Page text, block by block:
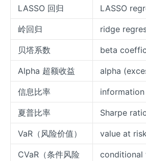
LASSO 回归 LASSO
岭回归 ridge
贝塔系数 beta
Alpha 超额收益 alpha
信息比率
夏普比率 Sharpe
VaR（风险价值） value at
CVaR（条件风险
conditional